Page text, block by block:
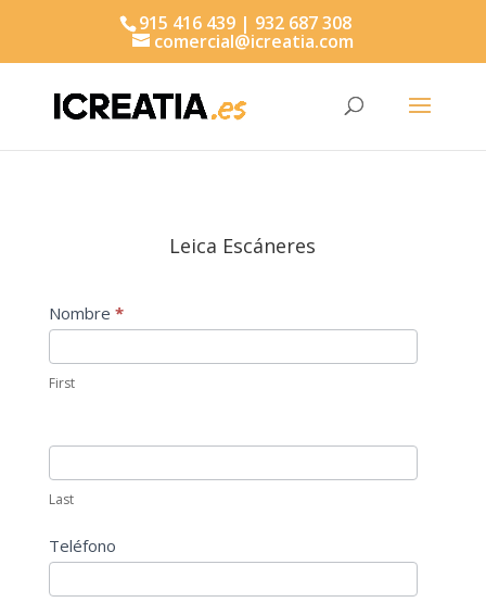
915 416 439 | 932 687 308
comercial@icreatia.com
Leica Escáneres
Leica
Nombre *
First
Last
Teléfono